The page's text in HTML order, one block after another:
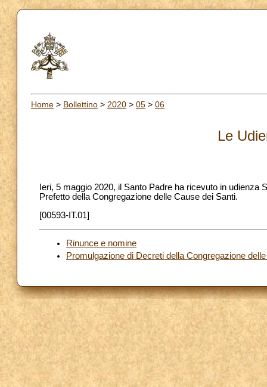
Home > Bollettino > 2020 > 05 > 06
Le
Ieri, 5 maggio 2020, il Santo Padre ha ricevuto in
Prefetto della Congregazione delle Cause dei Santi.
[00593-IT.01]
Rinunce e nomine
Promulgazione di Decreti della Congregazione